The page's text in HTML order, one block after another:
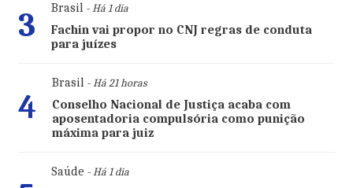
3 Brasil- Há 1 dia
Fachin vai propor no CNJ regras de conduta
para juízes
4
Brasil- Há 21 horas
Conselho Nacional de Justiça acaba com
aposentadoria compulsória como punição
máxima para juiz
Saúde - Há 1 dia